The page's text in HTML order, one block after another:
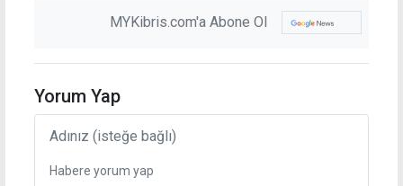
MYKibris.com'a Abone Ol
Yorum Yap